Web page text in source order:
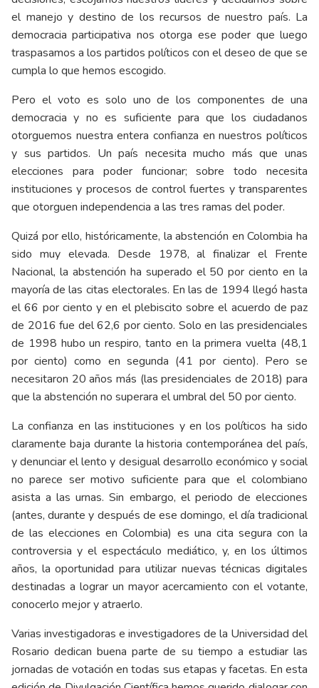
el manejo y destino de los recursos de nuestro país. La
democracia participativa nos otorga ese poder que luego
traspasamos a los partidos políticos con el deseo de que se
cumpla lo que hemos escogido.
Pero el voto es solo uno de los componentes de una
democracia y no es suficiente para que los ciudadanos
otorguemos nuestra entera confianza en nuestros políticos
y sus partidos. Un país necesita mucho más que unas
elecciones para poder funcionar; sobre todo necesita
instituciones y procesos de control fuertes y transparentes
que otorguen independencia a las tres ramas del poder.
Quizá por ello, históricamente, la abstención en Colombia ha
sido muy elevada. Desde 1978, al finalizar el Frente
Nacional, la abstención ha superado el 50 por ciento en la
mayoría de las citas electorales. En las de 1994 llegó hasta
el 66 por ciento y en el plebiscito sobre el acuerdo de paz
de 2016 fue del 62,6 por ciento. Solo en las presidenciales
de 1998 hubo un respiro, tanto en la primera vuelta (48,1
por ciento) como en segunda (41 por ciento). Pero se
necesitaron 20 años más (las presidenciales de 2018) para
que la abstención no superara el umbral del 50 por ciento.
La confianza en las instituciones y en los políticos ha sido
claramente baja durante la historia contemporánea del país,
y denunciar el lento y desigual desarrollo económico y social
no parece ser motivo suficiente para que el colombiano
asista a las urnas. Sin embargo, el periodo de elecciones
(antes, durante y después de ese domingo, el día tradicional
de las elecciones en Colombia) es una cita segura con la
controversia y el espectáculo mediático, y, en los últimos
años, la oportunidad para utilizar nuevas técnicas digitales
destinadas a lograr un mayor acercamiento con el votante,
conocerlo mejor y atraerlo.
Varias investigadoras e investigadores de la Universidad del
Rosario dedican buena parte de su tiempo a estudiar las
jornadas de votación en todas sus etapas y facetas. En esta